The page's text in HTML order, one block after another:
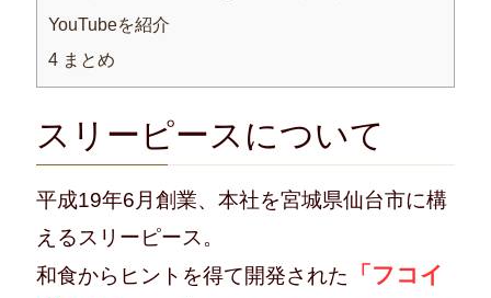
YouTubeを紹介
4 まとめ
スリーピースについて
平成19年6月創業、本社を宮城県仙台市に構
えるスリーピース。
和食からヒントを得て開発された
「フコイ